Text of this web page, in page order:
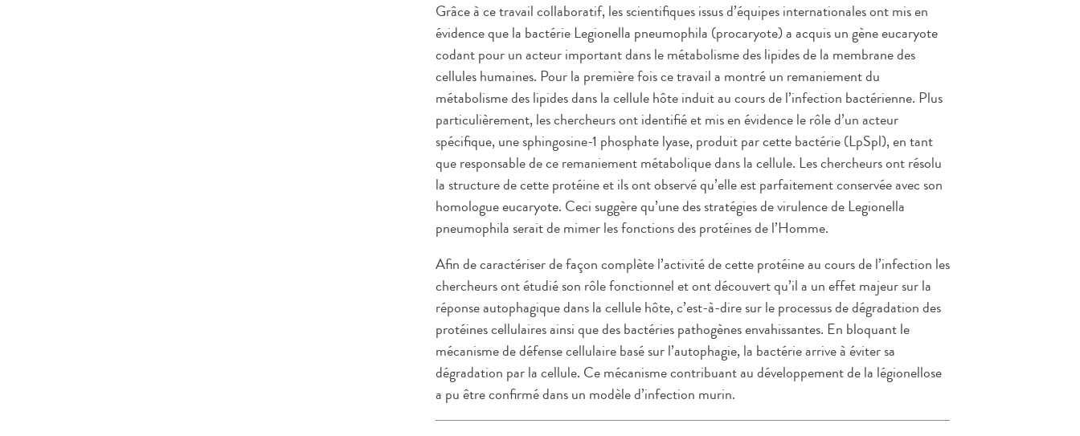
Grâce à ce travail collaboratif, les scientifiques issus d’équipes internationales ont mis en
évidence que la bactérie Legionella pneumophila (procaryote) a acquis un gène eucaryote
codant pour un acteur important dans le métabolisme des lipides de la membrane des
cellules humaines. Pour la première fois ce travail a montré un remaniement du
métabolisme des lipides dans la cellule hôte induit au cours de l’infection bactérienne. Plus
particulièrement, les chercheurs ont identifié et mis en évidence le rôle d’un acteur
spécifique, une sphingosine-1 phosphate lyase, produit par cette bactérie (LpSpl), en tant
que responsable de ce remaniement métabolique dans la cellule. Les chercheurs ont résolu
la structure de cette protéine et ils ont observé qu’elle est parfaitement conservée avec son
homologue eucaryote. Ceci suggère qu’une des stratégies de virulence de Legionella
pneumophila serait de mimer les fonctions des protéines de l’Homme.
Afin de caractériser de façon complète l’activité de cette protéine au cours de l’infection les
chercheurs ont étudié son rôle fonctionnel et ont découvert qu’il a un effet majeur sur la
réponse autophagique dans la cellule hôte, c’est-à-dire sur le processus de dégradation des
protéines cellulaires ainsi que des bactéries pathogènes envahissantes. En bloquant le
mécanisme de défense cellulaire basé sur l’autophagie, la bactérie arrive à éviter sa
dégradation par la cellule. Ce mécanisme contribuant au développement de la légionellose
a pu être confirmé dans un modèle d’infection murin.